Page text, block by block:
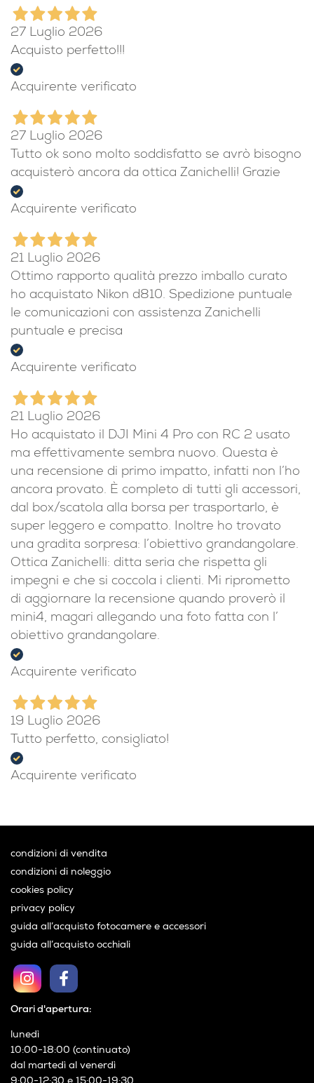
27 Luglio 2026
Acquisto perfetto!!!
Acquirente verificato
27 Luglio 2026
Tutto ok sono molto soddisfatto se avrò bisogno
acquisterò ancora da ottica Zanichelli! Grazie
Acquirente verificato
21 Luglio 2026
Ottimo rapporto qualità prezzo imballo curato
ho acquistato Nikon d810. Spedizione puntuale
le comunicazioni con assistenza Zanichelli
puntuale e precisa
Acquirente verificato
21 Luglio 2026
Ho acquistato il DJI Mini 4 Pro con RC 2 usato
ma effettivamente sembra nuovo. Questa è
una recensione di primo impatto, infatti non l’ho
ancora provato. È completo di tutti gli accessori,
dal box/scatola alla borsa per trasportarlo, è
super leggero e compatto. Inoltre ho trovato
una gradita sorpresa: l’obiettivo grandangolare.
Ottica Zanichelli: ditta seria che rispetta gli
impegni e che si coccola i clienti. Mi riprometto
di aggiornare la recensione quando proverò il
mini4, magari allegando una foto fatta con l’
obiettivo grandangolare.
Acquirente verificato
19 Luglio 2026
Tutto perfetto, consigliato!
Acquirente verificato
Orari d'apertura:
lunedì
10:00-18:00 (continuato)
dal martedì al venerdì
condizioni di vendita
condizioni di noleggio
cookies policy
privacy policy
guida all’acquisto fotocamere e accessori
guida all’acquisto occhiali